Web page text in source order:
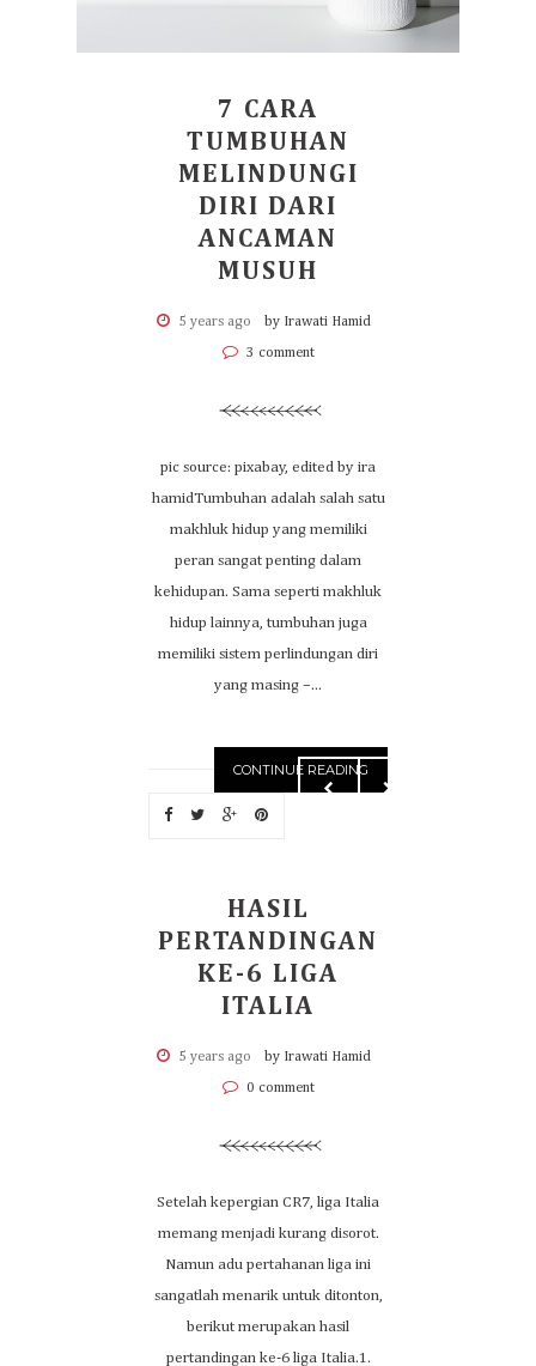
7 CARA
TUMBUHAN
MELINDUNGI
DIRI DARI
ANCAMAN
MUSUH
5 years ago by Irawati Hamid
3 comment
pic source: pixabay, edited by ira
hamidTumbuhan adalah salah satu
makhluk hidup yang memiliki
peran sangat penting dalam
kehidupan. Sama seperti makhluk
hidup lainnya, tumbuhan juga
memiliki sistem perlindungan diri
yang masing –...
CONTINUE READING
HASIL
PERTANDINGAN
KE-6 LIGA
ITALIA
5 years ago by Irawati Hamid
0 comment
Setelah kepergian CR7, liga Italia
memang menjadi kurang disorot.
Namun adu pertahanan liga ini
sangatlah menarik untuk ditonton,
berikut merupakan hasil
pertandingan ke-6 liga Italia.1.